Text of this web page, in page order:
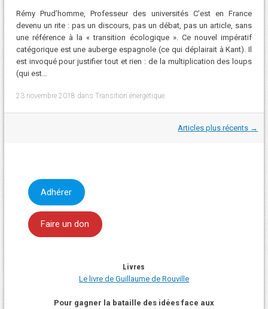
Rémy Prud’homme, Professeur des universités C’est en France
devenu un rite : pas un discours, pas un débat, pas un article, sans
une référence à la « transition écologique ». Ce nouvel impératif
catégorique est une auberge espagnole (ce qui déplairait à Kant). Il
est invoqué pour justifier tout et rien : de la multiplication des loups
(qui est…
23 novembre 2018 dans Transition énergétique.
Articles plus récents →
Adhérer
Faire un don
Livres
Le livre de Guillaume de Rouville
Pour gagner la bataille des idées face aux